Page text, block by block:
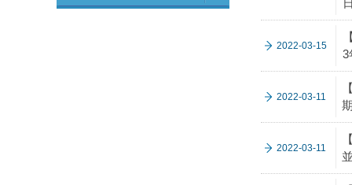
2022-03-15
3
2022-03-11
2022-03-11